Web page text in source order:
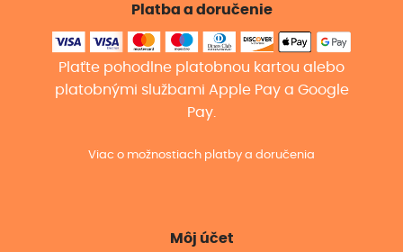
Platba a doručenie
Plaťte pohodlne platobnou kartou alebo
platobnými službami Apple Pay a Google
Pay.
Viac o možnostiach platby a doručenia
Môj účet